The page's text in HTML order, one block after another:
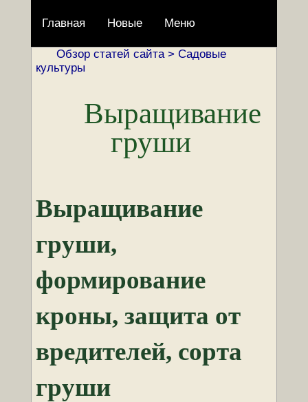
Главная Новые Меню
Обзор статей сайта > Садовые
культуры
Выращивание
груши
Выращивание
груши,
формирование
кроны, защита от
вредителей, сорта
груши